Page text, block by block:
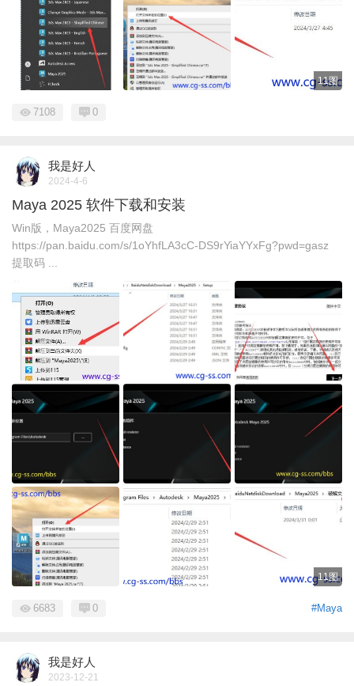
11图
7108 0
我是好人
2024-4-6
Maya 2025 软件下载和安装
Win版，Maya2025 百度网盘
https://pan.baidu.com/s/1oYhfLA3cC-DS9rYiaYYxFg?pwd=gasz
提取码 ...
11图
#Maya
6683 0
我是好人
2023-12-21